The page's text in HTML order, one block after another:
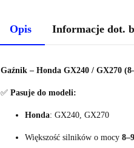
Opis Informacje dot.
Gaźnik – Honda GX240 / GX270
✅ Pasuje do modeli:
Honda: GX240, GX270
Większość silników o mocy